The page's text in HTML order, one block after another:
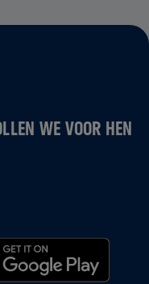
WE VOOR HEN